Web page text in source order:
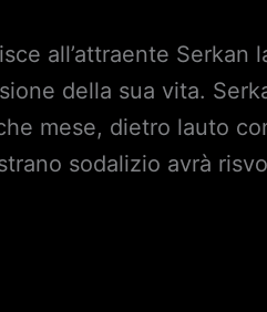
all’attraente Serkan
della sua vita.
mese, dietro lauto
sodalizio avrà